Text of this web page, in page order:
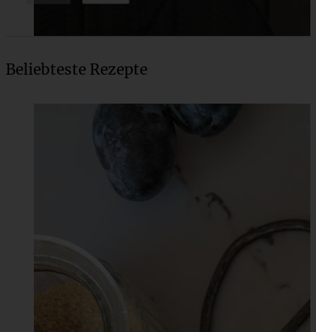
Klassischer Hefe-Gugelhupf wie von Oma
Beliebteste Rezepte